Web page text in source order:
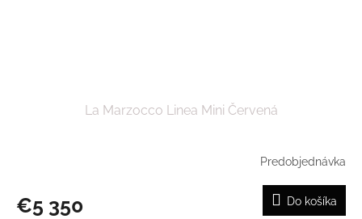
La Marzocco Linea Mini Červená
Predobjednávka
€5 350 Do košíka